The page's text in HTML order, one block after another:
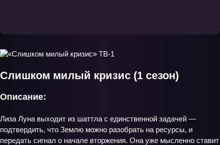
Слишком милый кризис (1 сезон)
Описание:
Лиза Луна выходит из шаттла с единственной задачей —
подтвердить, что Землю можно разобрать на ресурсы, и
передать сигнал о начале вторжения. Она уже мысленно ставит